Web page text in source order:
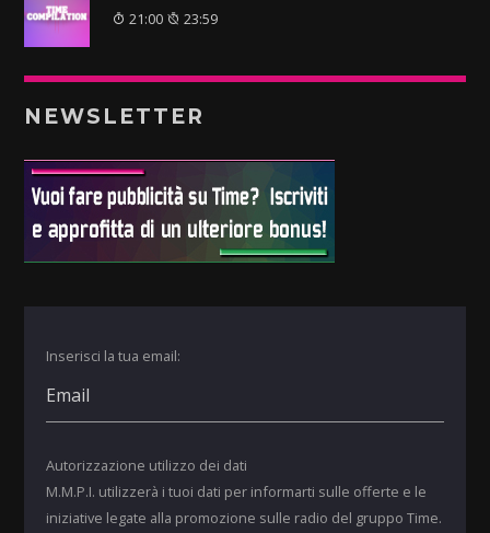
21:00 23:59
NEWSLETTER
Inserisci la tua email:
Autorizzazione utilizzo dei dati
M.M.P.I. utilizzerà i tuoi dati per informarti sulle offerte e le
iniziative legate alla promozione sulle radio del gruppo Time.